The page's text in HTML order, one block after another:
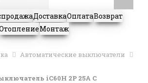
ДоставкаОплатаВозврат
Монтаж
Автоматические выключатели
iC60H 2P 25A C